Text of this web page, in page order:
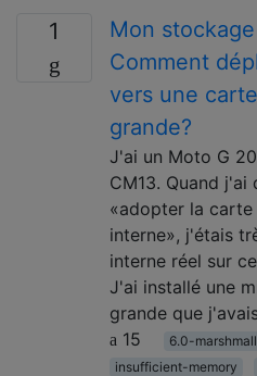
1
Mon
Comment
vers une
grande?
J'ai un Moto G
CM13. Quand
«adopter la
interne», j'étais
interne réel sur
J'ai installé une
grande que
15
6.0-
insufficient-memory